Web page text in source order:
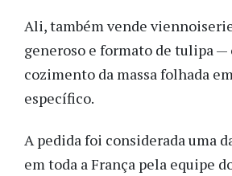
Ali, também vende
generoso e formato de tulipa —
cozimento da massa folhada
específico.
A pedida foi considerada uma
em toda a França pela equipe